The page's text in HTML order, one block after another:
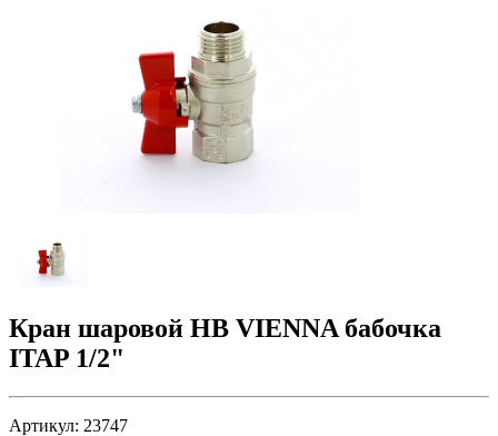
Кран шаровой НВ VIENNA бабочка
ITAP 1/2"
Артикул: 23747